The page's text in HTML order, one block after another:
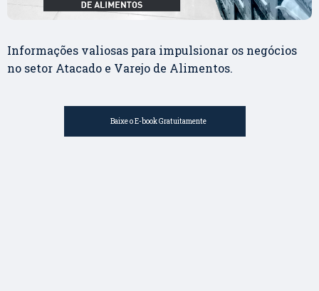
Informações valiosas para impulsionar os negócios
no setor Atacado e Varejo de Alimentos.
Baixe o E-book Gratuitamente